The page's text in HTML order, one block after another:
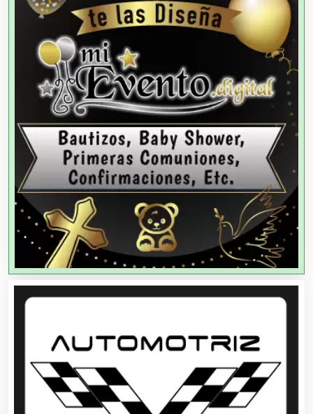
Agencias de Colocación
Agencias de Modelos
Agencias de Publicidad
Agencias de Viajes
Agricultores
Agua Purificada